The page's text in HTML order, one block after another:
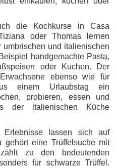
die Kochkurse in Casa
oder Thomas lernen
umbrischen und italienischen
handgemachte Pasta,
oder Kuchen. Der
ebenso wie für
einem Urlaubstag ein
probieren, essen und
der italienischen Küche
Erlebnisse lassen sich auf
gehört eine Trüffelsuche mit
zu den bedeutenden
für schwarze Trüffel.